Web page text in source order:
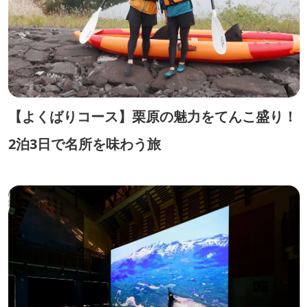
【よくばりコース】栗原の魅力をてんこ盛り！
2泊3日で名所を味わう旅